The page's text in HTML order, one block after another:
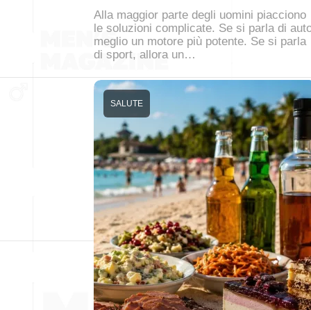
Alla maggior parte degli uomini piacciono
le soluzioni complicate. Se si parla di
meglio un motore più potente. Se si parla
di sport, allora un…
SALUTE